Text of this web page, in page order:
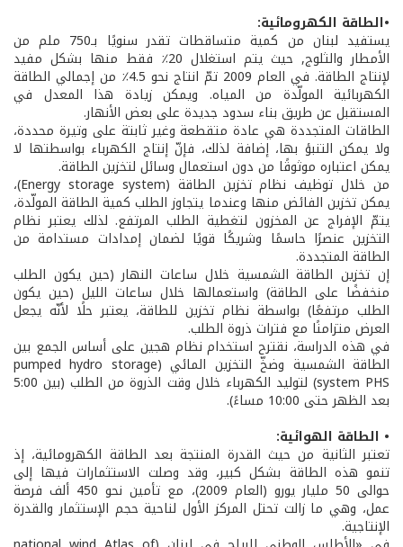
•الطاقة الكهرومائية:
يستفيد لبنان من كمية متساقطات تقدر سنويًا بـ750 ملم من
الأمطار والثلوج, حيث يتم استغلال 20٪ فقط منها بشكل مفيد
لإنتاج الطاقة. في العام 2009 تمّ انتاج نحو 4.5٪ من إجمالي الطاقة
الكهربائية المولّدة من المياه. ويمكن زيادة هذا المعدل في
المستقبل عن طريق بناء سدود جديدة على بعض الأنهار.
الطاقات المتجددة هي عادة متقطعة وغير ثابتة على وتيرة محددة،
ولا يمكن التنبؤ بها، إضافة لذلك، فإنّ إنتاج الكهرباء بواسطتها لا
يمكن اعتباره موثوقًا من دون استعمال وسائل لتخزين الطاقة.
من خلال توظيف نظام تخزين الطاقة (Energy storage system)،
يمكن تخزين الفائض منها وعندما يتجاوز الطلب كمية الطاقة المولّدة،
يتمّ الإفراج عن المخزون لتغطية الطلب المرتفع. لذلك يعتبر نظام
التخزين عنصرًا حاسمًا وشريكًا قويًا لضمان إمدادات مستدامة من
الطاقة المتجددة.
إن تخزين الطاقة الشمسية خلال ساعات النهار (حين يكون الطلب
منخفضًا على الطاقة) واستعمالها خلال ساعات الليل (حين يكون
الطلب مرتفعًا) بواسطة نظام تخزين للطاقة، يعتبر حلًا لأنّه يجعل
العرض متزامنًا مع فترات ذروة الطلب.
في هذه الدراسة، نقترح استخدام نظام هجين على أساس الجمع بين
الطاقة الشمسية وضخّ التخزين المائي (pumped hydro storage
system PHS) لتوليد الكهرباء خلال وقت الذروة من الطلب (بين 5:00
بعد الظهر حتى 10:00 مساءً).
• الطاقة الهوائية:
تعتبر الثانية من حيث القدرة المنتجة بعد الطاقة الكهرومائية، إذ
تنمو هذه الطاقة بشكل كبير، وقد وصلت الاستثمارات فيها إلى
حوالى 50 مليار يورو (العام 2009)، مع تأمين نحو 450 ألف فرصة
عمل، وهي ما زالت تحتل المركز الأول لناحية حجم الإستثمار والقدرة
الإنتاجية.